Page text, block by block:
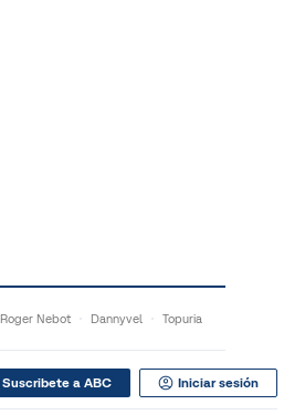
Roger Nebot Dannyvel Topuria
Suscribete a ABC Iniciar sesión